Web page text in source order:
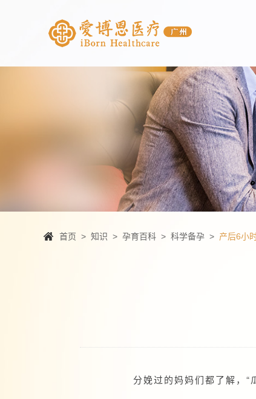
首页 > 知识 > 孕育百科 > 科学备孕 > 产后6小
分娩过的妈妈们都了解，“